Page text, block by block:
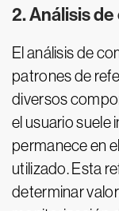
2. Análisis
El análisis de
patrones de
diversos
el usuario suele
permanece en
utilizado. Esta
determinar